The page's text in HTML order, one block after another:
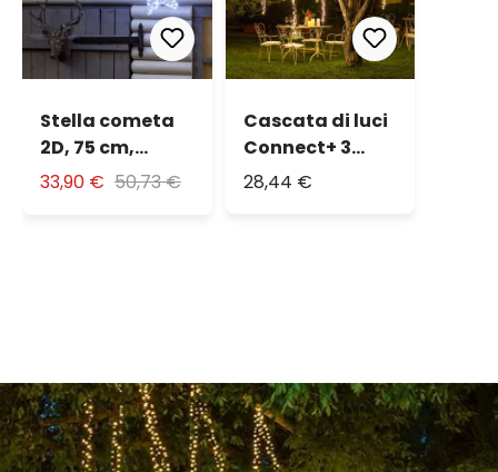
Stella cometa
2D, 75 cm,
gocce led
33,90 € 50,73 €
Cascata di luci
Connect+ 3
nastri, 300 led
28,44 €